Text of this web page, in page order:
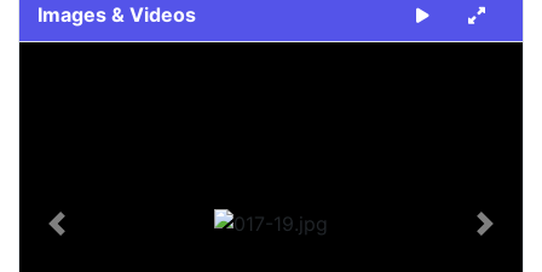
Images & Videos
Previous Next